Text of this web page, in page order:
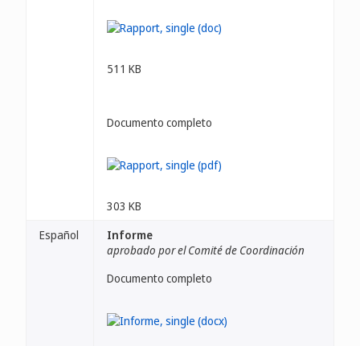
511 KB
Documento completo
303 KB
Español
Informe
aprobado por el Comité de Coordinación
Documento completo